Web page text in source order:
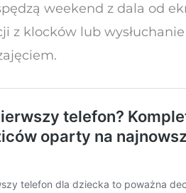
weekend z dala od
klocków lub wysłuchanie